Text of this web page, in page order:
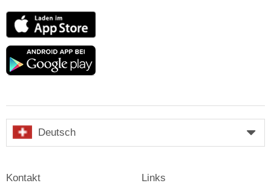
App
Store
Google
Deutsch
Kontakt Links